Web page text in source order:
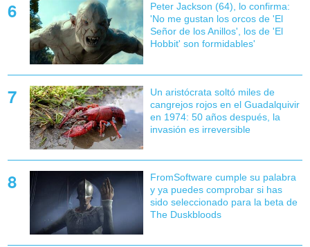
Peter Jackson (64), lo confirma:
'No me gustan los orcos de 'El
Señor de los Anillos', los de 'El
Hobbit' son formidables'
Un aristócrata soltó miles de
cangrejos rojos en el Guadalquivir
en 1974: 50 años después, la
invasión es irreversible
FromSoftware cumple su palabra
y ya puedes comprobar si has
sido seleccionado para la beta de
The Duskbloods